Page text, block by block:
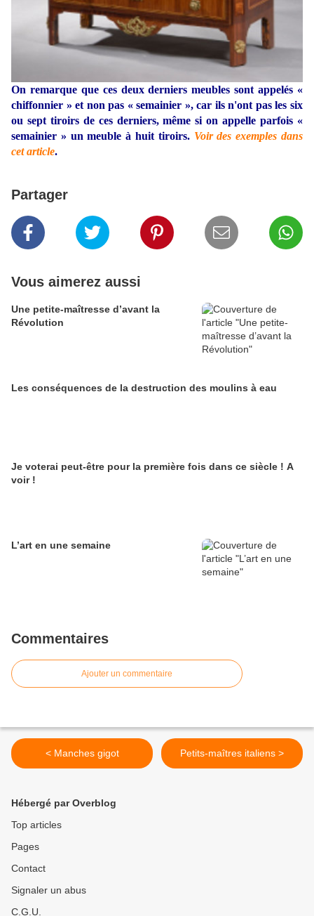
On remarque que ces deux derniers meubles sont appelés «
chiffonnier » et non pas « semainier », car ils n'ont pas les six
ou sept tiroirs de ces derniers, même si on appelle parfois «
semainier » un meuble à huit tiroirs. Voir des exemples dans
cet article.
Partager
Vous aimerez aussi
Une petite-maîtresse d’avant la
Révolution
Les conséquences de la destruction des moulins à eau
Je voterai peut-être pour la première fois dans ce siècle ! A
voir !
L’art en une semaine
Commentaires
Ajouter un commentaire
< Manches gigot Petits-maîtres italiens >
Hébergé par Overblog
Top articles
Pages
Contact
Signaler un abus
C.G.U.